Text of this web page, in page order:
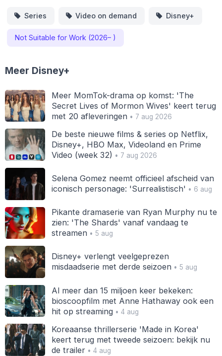
Series Video on demand Disney+
Not Suitable for Work (2026– )
Meer Disney+
Meer MomTok-drama op komst: 'The
Secret Lives of Mormon Wives' keert terug
met 20 afleveringen• 7 aug 2026
De beste nieuwe films & series op Netflix,
Disney+, HBO Max, Videoland en Prime
Video (week 32) • 7 aug 2026
Selena Gomez neemt officieel afscheid van
iconisch personage: 'Surrealistisch' • 6 aug
Pikante dramaserie van Ryan Murphy nu te
zien: 'The Shards' vanaf vandaag te
streamen• 5 aug
Disney+ verlengt veelgeprezen
misdaadserie met derde seizoen• 5 aug
Al meer dan 15 miljoen keer bekeken:
bioscoopfilm met Anne Hathaway ook een
hit op streaming• 4 aug
Koreaanse thrillerserie 'Made in Korea'
keert terug met tweede seizoen: bekijk nu
de trailer• 4 aug